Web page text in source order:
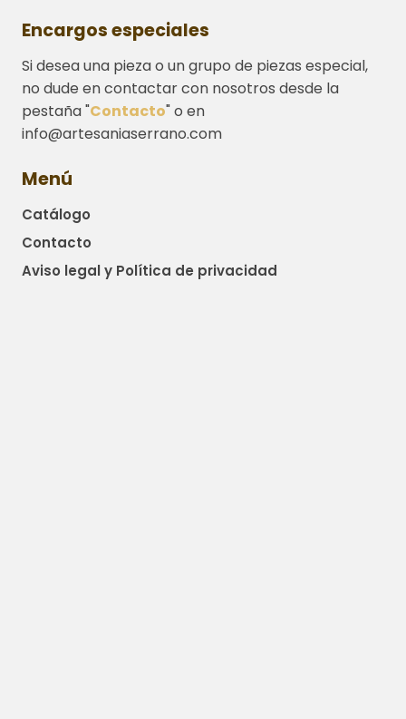
Encargos especiales
Si desea una pieza o un grupo de piezas especial,
no dude en contactar con nosotros desde la
pestaña "Contacto" o en
info@artesaniaserrano.com
Menú
Catálogo
Contacto
Aviso legal y Política de privacidad